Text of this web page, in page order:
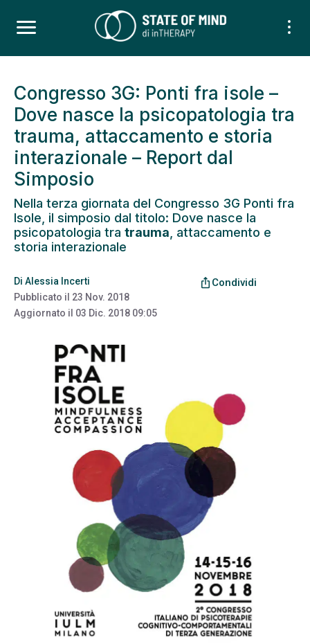
Congresso 3G: Ponti fra isole –
Dove nasce la psicopatologia tra
trauma, attaccamento e storia
interazionale – Report dal
Simposio
Nella terza giornata del Congresso 3G Ponti fra
Isole, il simposio dal titolo: Dove nasce la
psicopatologia tra trauma , attaccamento e
storia interazionale
Di Alessia Incerti
Pubblicato il 23 Nov. 2018
Aggiornato il 03 Dic. 2018 09:05
ios_share Condividi